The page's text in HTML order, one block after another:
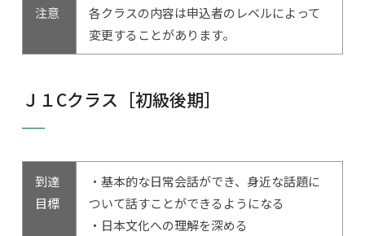
注意
各クラスの内容は申込者のレベルによって
変更することがあります。
Ｊ１Cクラス［初級後期］
到達
目標
・基本的な日常会話ができ、身近な話題に
ついて話すことができるようになる
・日本文化への理解を深める